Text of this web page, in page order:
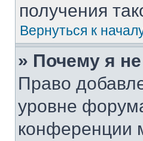
получения
Вернуться к
» Почему я
Право
уровне
конференции